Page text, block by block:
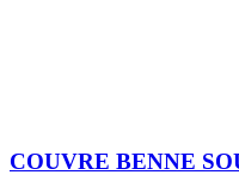
COUVRE BENNE